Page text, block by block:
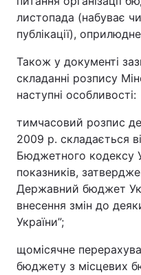
листопада (набуває
публікації),
Також у документі
складанні розпису
наступні особливості:
тимчасовий розпис
2009 р. складається
Бюджетного кодексу
показників,
Державний бюджет
внесення змін до
України”;
щомісячне
бюджету з місцевих